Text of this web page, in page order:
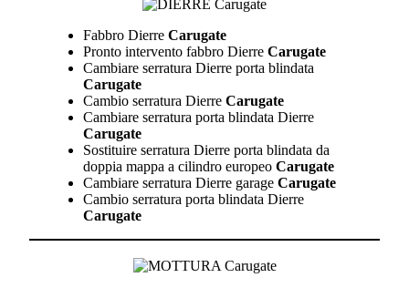
Fabbro Dierre Carugate
Pronto intervento fabbro Dierre Carugate
Cambiare serratura Dierre porta blindata
Carugate
Cambio serratura Dierre Carugate
Cambiare serratura porta blindata Dierre
Carugate
Sostituire serratura Dierre porta blindata da
doppia mappa a cilindro europeo Carugate
Cambiare serratura Dierre garage Carugate
Cambio serratura porta blindata Dierre
Carugate